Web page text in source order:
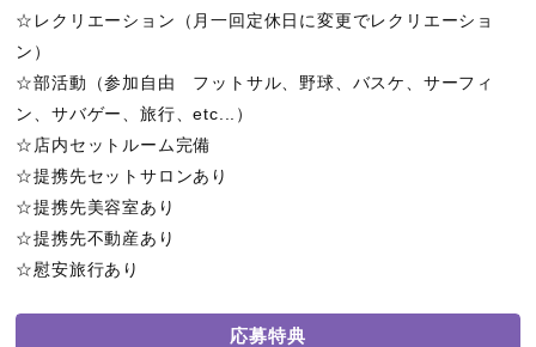
☆レクリエーション（月一回定休日に変更でレクリエーショ
ン）
☆部活動（参加自由 フットサル、野球、バスケ、サーフィ
ン、サバゲー、旅行、etc...）
☆店内セットルーム完備
☆提携先セットサロンあり
☆提携先美容室あり
☆提携先不動産あり
☆慰安旅行あり
応募特典